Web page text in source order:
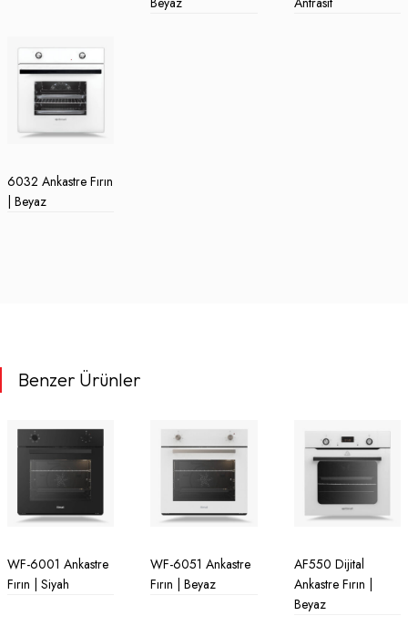
6032 Ankastre Fırın
| Beyaz
Benzer Ürünler
WF-6001 Ankastre
Fırın | Siyah
WF-6051 Ankastre
Fırın | Beyaz
AF550 Dijital
Ankastre Fırın |
Beyaz